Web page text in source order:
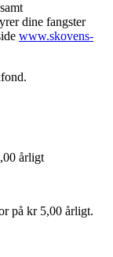
samt
dine fangster
www.skovens-
årligt
på kr 5,00 årligt.